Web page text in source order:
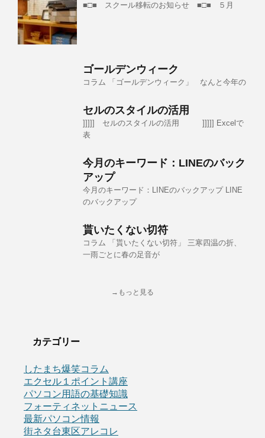
■□■ スクール移転のお知らせ ■□■ ５月
ゴールデンウィーク
コラム 「ゴールデンウィーク」 なんと今年の
セルのスタイルの活用
]]]]] セルのスタイルの活用 ]]]]] Excelで
表
今月のキーワード：LINEのバック
アップ
今月のキーワード：LINEのバックアップ LINE
のバックアップ
貰いたくない切符
コラム 「貰いたくない切符」 三寒四温の折、
一雨ごとに春の足音が
→もっと見る
カテゴリー
したまち爆笑コラム
エクセル１ポイント講座
パソコン用語の基礎知識
フォーティネットニュース
最新パソコン情報
街ネタ台東区アレコレ